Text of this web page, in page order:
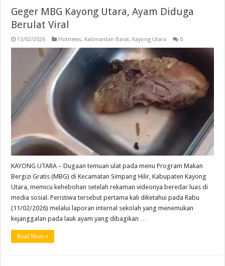
Geger MBG Kayong Utara, Ayam Diduga
Berulat Viral
13/02/2026 Hotnews, Kalimantan Barat, Kayong Utara 0
KAYONG UTARA – Dugaan temuan ulat pada menu Program Makan
Bergizi Gratis (MBG) di Kecamatan Simpang Hilir, Kabupaten Kayong
Utara, memicu kehebohan setelah rekaman videonya beredar luas di
media sosial. Peristiwa tersebut pertama kali diketahui pada Rabu
(11/02/2026) melalui laporan internal sekolah yang menemukan
kejanggalan pada lauk ayam yang dibagikan …
Read More »